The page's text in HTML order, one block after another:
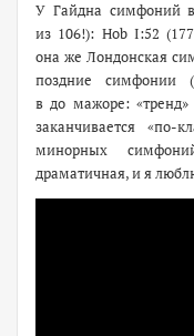
У Гайдна симфоний
из 106!): Hob I:52
она же Лондонская
поздние симфонии
в до мажоре:
заканчивается
минорных
драматичная, и я